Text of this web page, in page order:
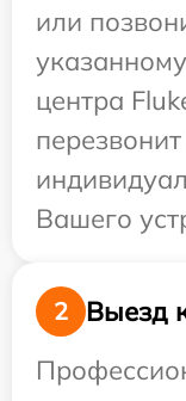
или
центра
Вашего
2
Выезд